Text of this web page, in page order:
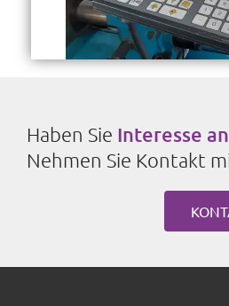
Haben Sie Interesse
Nehmen Sie Kontakt